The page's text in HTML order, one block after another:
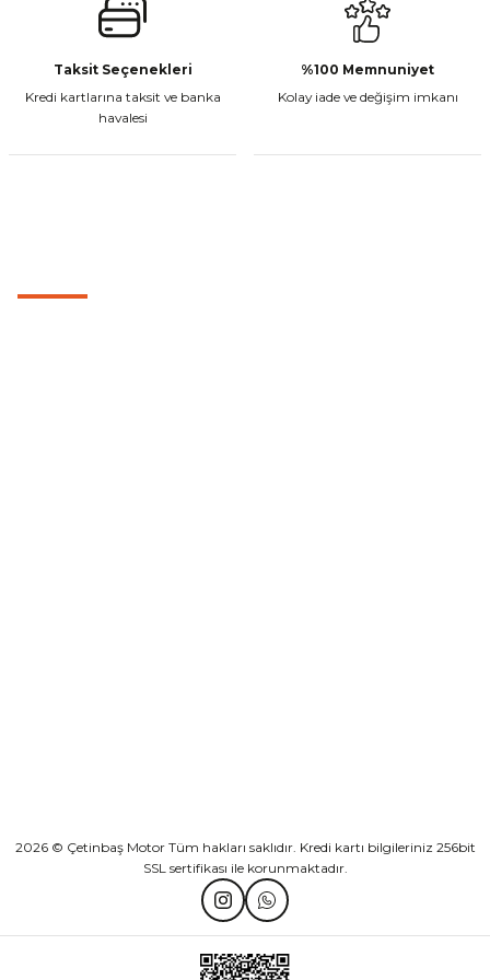
CF Moto 450MT Sol Kumanda Düğmeleri Komple
₺ 2.800,00
TVS Wego Kilit Seti
₺ 1.150,39
Mondial Turismo 50 Kaporta Seti Sarı
₺ 7.060,00
Taksit Seçenekleri
Kredi kartlarına taksit ve banka
havalesi
%100 Memnuniyet
Kolay iade ve değişim imkanı
2026 © Çetinbaş Motor Tüm hakları saklıdır. Kredi kartı bilgileriniz 256bit
SSL sertifikası ile korunmaktadır.